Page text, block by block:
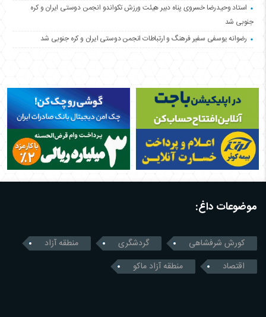
استاد وحیدرضا خسروی پناه دبیر هیئت ورزش تکواندو انجمن دوستی ایران و کره
جنوبی شد
رضوانه یوسفی سفیر فرهنگ و ارتباطات انجمن دوستی ایران و کره جنوبی شد
موضوعات داغ:
کورش شرفشاهی گردشگری
منطقه آزاد
اقتصاد
منطقه آزاد ماکو